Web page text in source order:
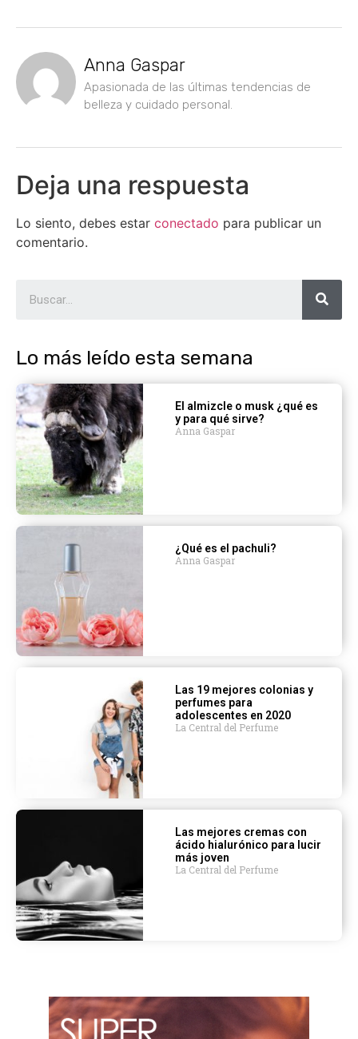
Anna Gaspar
Apasionada de las últimas tendencias de
belleza y cuidado personal.
Deja una respuesta
Lo siento, debes estar conectado para publicar un
comentario.
Lo más leído esta semana
El almizcle o musk ¿qué es
y para qué sirve?
Anna Gaspar
¿Qué es el pachuli?
Anna Gaspar
Las 19 mejores colonias y
perfumes para
adolescentes en 2020
La Central del Perfume
Las mejores cremas con
ácido hialurónico para lucir
más joven
La Central del Perfume